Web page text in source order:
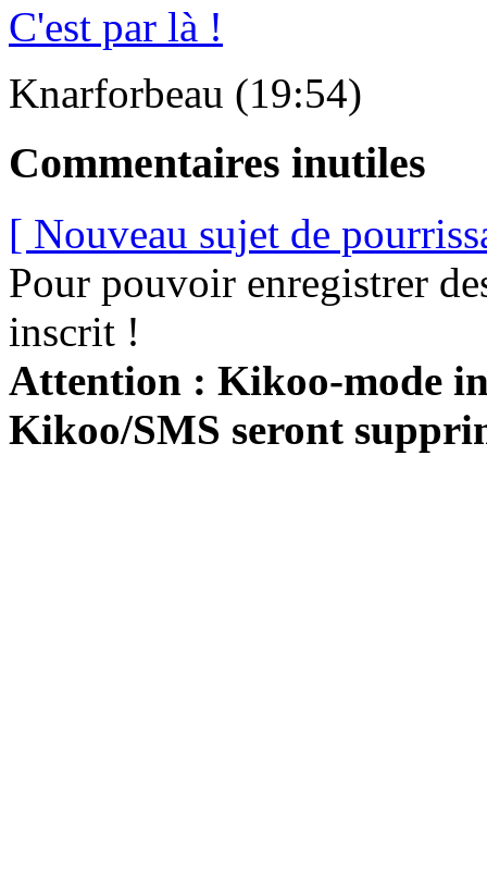
C'est par là !
Knarforbeau (19:54)
Commentaires inutiles
[ Nouveau sujet de
Pour pouvoir enregistrer
inscrit !
Attention : Kikoo-mode
Kikoo/SMS seront